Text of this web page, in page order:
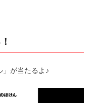
」が当たるよ♪